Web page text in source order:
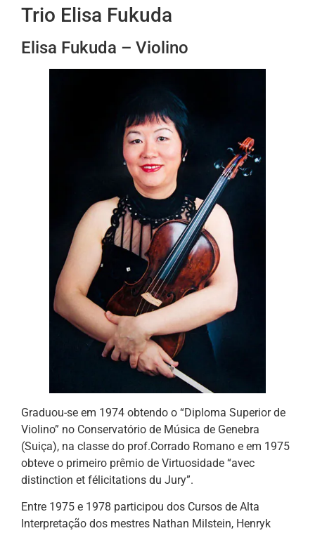
Trio Elisa Fukuda
Elisa Fukuda – Violino
Graduou-se em 1974 obtendo o “Diploma Superior de
Violino” no Conservatório de Música de Genebra
(Suiça), na classe do prof.Corrado Romano e em 1975
obteve o primeiro prêmio de Virtuosidade “avec
distinction et félicitations du Jury”.
Entre 1975 e 1978 participou dos Cursos de Alta
Interpretação dos mestres Nathan Milstein, Henryk